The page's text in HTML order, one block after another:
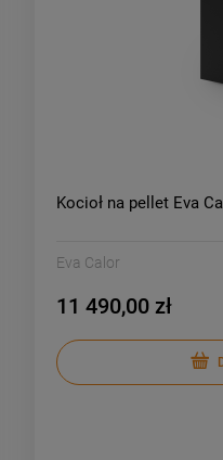
Kocioł na pellet Eva
Eva Calor
11 490,00 zł